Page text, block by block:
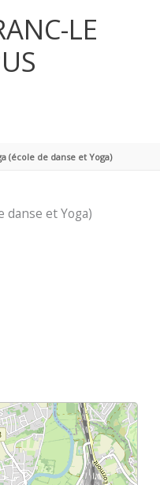
LE
(école de danse et Yoga)
danse et Yoga)